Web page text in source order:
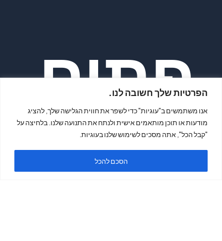
הפרטיות שלך חשובה לנו.
אנו משתמשים ב"עוגיות" כדי לשפר את חווית הגלישה שלך, להציג
מודעות או תוכן מותאמים אישית ולנתח את התנועה שלנו. בלחיצה על
"קבל הכל", אתה מסכים לשימוש שלנו בעוגיות.
הסכם להכל
פתיח
ה